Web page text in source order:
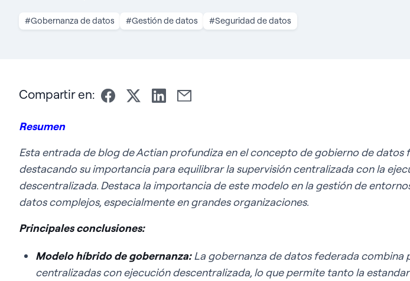
#Gobernanza de datos #Gestión de datos #Seguridad de datos
Compartir en:
Resumen
Esta entrada de blog de Actian profundiza en el concepto de gobierno de datos
destacando su importancia para equilibrar la supervisión centralizada con la
descentralizada. Destaca la importancia de este modelo en la gestión de
datos complejos, especialmente en grandes organizaciones.
Principales conclusiones:
Modelo híbrido de gobernanza:La gobernanza de datos federada combina
centralizadas con ejecución descentralizada, lo que permite tanto la